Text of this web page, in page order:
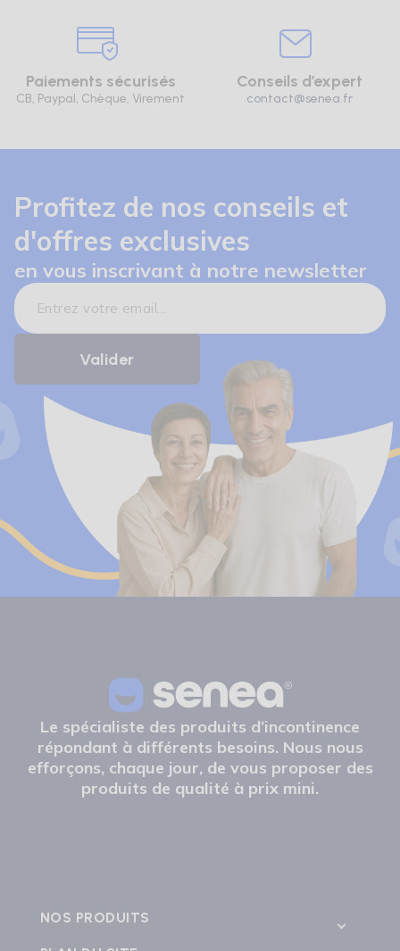
Paiements sécurisés
CB, Paypal, Chèque, Virement
Conseils d’expert
contact@senea.fr
Profitez de nos conseils et
d'offres exclusives
en vous inscrivant à notre newsletter
Le spécialiste des produits d’incontinence
répondant à différents besoins. Nous nous
efforçons, chaque jour, de vous proposer des
produits de qualité à prix mini.
NOS PRODUITS